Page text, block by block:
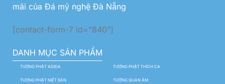
mãi của Đá mỹ nghệ Đà Nẵng
[contact-form-7 id="840"]
DANH MỤC SẢN PHẨM
TƯỢNG PHẬT ADIDA TƯỢNG PHẬT THÍCH CA
TƯỢNG PHẬT NIẾT BÀN TƯỢNG QUAN ÂM